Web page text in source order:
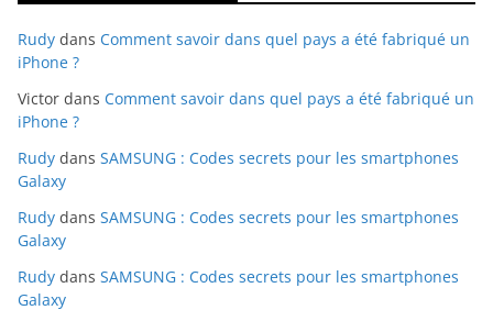
Rudy dans Comment savoir dans quel pays a été fabriqué un
iPhone ?
Victor dans Comment savoir dans quel pays a été fabriqué un
iPhone ?
Rudy dans SAMSUNG : Codes secrets pour les smartphones
Galaxy
Rudy dans SAMSUNG : Codes secrets pour les smartphones
Galaxy
Rudy dans SAMSUNG : Codes secrets pour les smartphones
Galaxy